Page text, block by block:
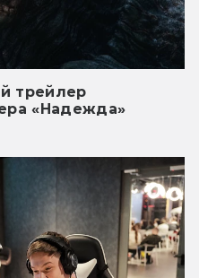
трейлер
«Надежда»